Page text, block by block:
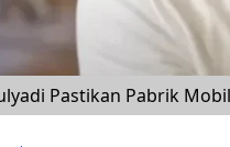
Pastikan Pabrik